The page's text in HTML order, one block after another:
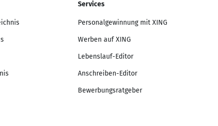
Services
Personalgewinnung mit XING
Werben auf XING
Lebenslauf-Editor
Anschreiben-Editor
Bewerbungsratgeber